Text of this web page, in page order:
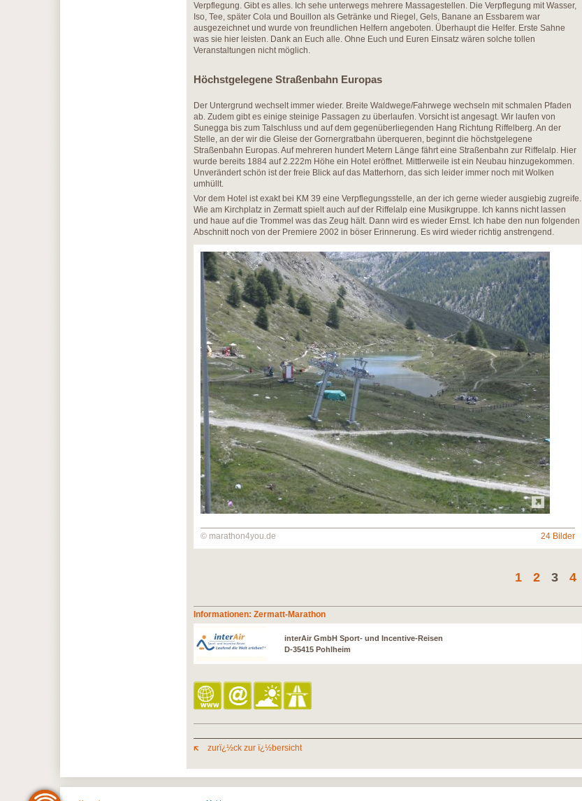
Verpflegung. Gibt es alles. Ich sehe unterwegs mehrere Massagestellen. Die Verpflegung mit Wasser,
Iso, Tee, später Cola und Bouillon als Getränke und Riegel, Gels, Banane an Essbarem war
ausgezeichnet und wurde von freundlichen Helfern angeboten. Überhaupt die Helfer. Erste Sahne
was sie hier leisten. Dank an Euch alle. Ohne Euch und Euren Einsatz wären solche tollen
Veranstaltungen nicht möglich.
Höchstgelegene Straßenbahn Europas
Der Untergrund wechselt immer wieder. Breite Waldwege/Fahrwege wechseln mit schmalen Pfaden
ab. Zudem gibt es einige steinige Passagen zu überlaufen. Vorsicht ist angesagt. Wir laufen von
Sunegga bis zum Talschluss und auf dem gegenüberliegenden Hang Richtung Riffelberg. An der
Stelle, an der wir die Gleise der Gornergratbahn überqueren, beginnt die höchstgelegene
Straßenbahn Europas. Auf mehreren hundert Metern Länge fährt eine Straßenbahn zur Riffelalp. Hier
wurde bereits 1884 auf 2.222m Höhe ein Hotel eröffnet. Mittlerweile ist ein Neubau hinzugekommen.
Unverändert schön ist der freie Blick auf das Matterhorn, das sich leider immer noch mit Wolken
umhüllt.
Vor dem Hotel ist exakt bei KM 39 eine Verpflegungsstelle, an der ich gerne wieder ausgiebig zugreife.
Wie am Kirchplatz in Zermatt spielt auch auf der Riffelalp eine Musikgruppe. Ich kanns nicht lassen
und haue auf die Trommel was das Zeug hält. Dann wird es wieder Ernst. Ich habe den nun folgenden
Abschnitt noch von der Premiere 2002 in böser Erinnerung. Es wird wieder richtig anstrengend.
© marathon4you.de 24 Bilder
1 2 3 4
Informationen: Zermatt-Marathon
interAir GmbH Sport- und Incentive-Reisen
D-35415 Pohlheim
zurï¿½ck zur ï¿½bersicht